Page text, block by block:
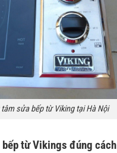
tâm sửa bếp từ Viking tại Hà Nội
từ Vikings đúng cách